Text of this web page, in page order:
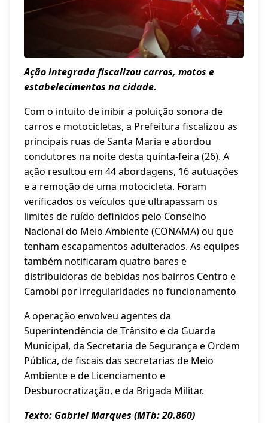
Ação integrada fiscalizou carros, motos e
estabelecimentos na cidade.
Com o intuito de inibir a poluição sonora de
carros e motocicletas, a Prefeitura fiscalizou as
principais ruas de Santa Maria e abordou
condutores na noite desta quinta-feira (26). A
ação resultou em 44 abordagens, 16 autuações
e a remoção de uma motocicleta. Foram
verificados os veículos que ultrapassam os
limites de ruído definidos pelo Conselho
Nacional do Meio Ambiente (CONAMA) ou que
tenham escapamentos adulterados. As equipes
também notificaram quatro bares e
distribuidoras de bebidas nos bairros Centro e
Camobi por irregularidades no funcionamento
A operação envolveu agentes da
Superintendência de Trânsito e da Guarda
Municipal, da Secretaria de Segurança e Ordem
Pública, de fiscais das secretarias de Meio
Ambiente e de Licenciamento e
Desburocratização, e da Brigada Militar.
Texto: Gabriel Marques (MTb: 20.860)